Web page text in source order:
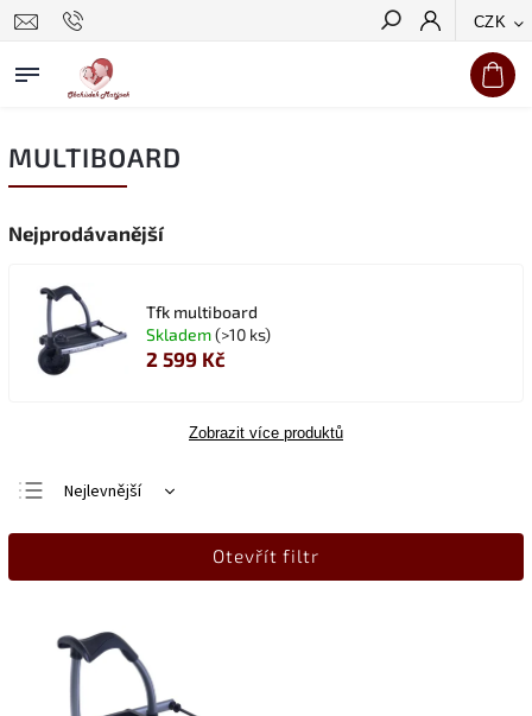
CZK
Hledat
MULTIBOARD
Nejprodávanější
Tfk multiboard
Skladem(>10 ks)
2 599 Kč
Zobrazit více produktů
Nejlevnější
Nejdražší
Otevřít filtr